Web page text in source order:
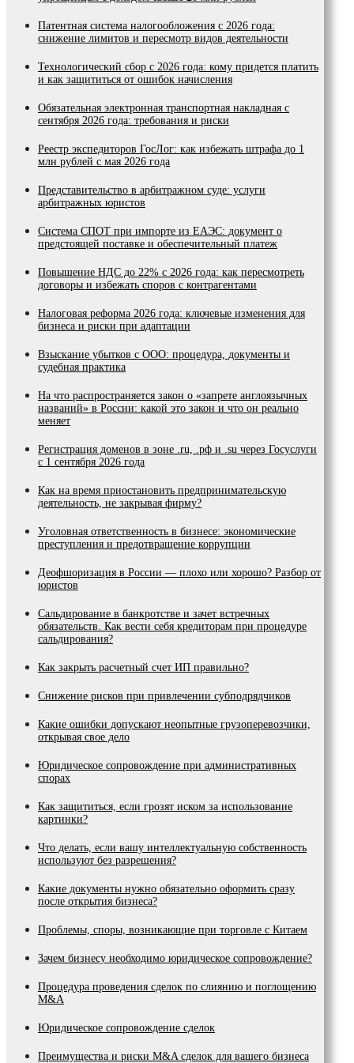
Патентная система налогообложения с 2026 года:
снижение лимитов и пересмотр видов деятельности
Технологический сбор с 2026 года: кому придется платить
и как защититься от ошибок начисления
Обязательная электронная транспортная накладная с
сентября 2026 года: требования и риски
Реестр экспедиторов ГосЛог: как избежать штрафа до 1
млн рублей с мая 2026 года
Представительство в арбитражном суде: услуги
арбитражных юристов
Система СПОТ при импорте из ЕАЭС: документ о
предстоящей поставке и обеспечительный платеж
Повышение НДС до 22% с 2026 года: как пересмотреть
договоры и избежать споров с контрагентами
Налоговая реформа 2026 года: ключевые изменения для
бизнеса и риски при адаптации
Взыскание убытков с ООО: процедура, документы и
судебная практика
На что распространяется закон о «запрете англоязычных
названий» в России: какой это закон и что он реально
меняет
Регистрация доменов в зоне .ru, .рф и .su через Госуслуги
с 1 сентября 2026 года
Как на время приостановить предпринимательскую
деятельность, не закрывая фирму?
Уголовная ответственность в бизнесе: экономические
преступления и предотвращение коррупции
Деофшоризация в России — плохо или хорошо? Разбор от
юристов
Сальдирование в банкротстве и зачет встречных
обязательств. Как вести себя кредиторам при процедуре
сальдирования?
Как закрыть расчетный счет ИП правильно?
Снижение рисков при привлечении субподрядчиков
Какие ошибки допускают неопытные грузоперевозчики,
открывая свое дело
Юридическое сопровождение при административных
спорах
Как защититься, если грозят иском за использование
картинки?
Что делать, если вашу интеллектуальную собственность
используют без разрешения?
Какие документы нужно обязательно оформить сразу
после открытия бизнеса?
Проблемы, споры, возникающие при торговле с Китаем
Зачем бизнесу необходимо юридическое сопровождение?
Процедура проведения сделок по слиянию и поглощению
M&A
Юридическое сопровождение сделок
Преимущества и риски М&A сделок для вашего бизнеса